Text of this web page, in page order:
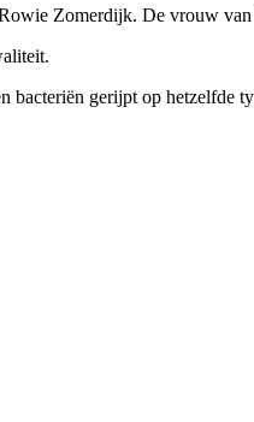
Zomerdijk. De vrouw
bacteriën gerijpt op hetzelfde